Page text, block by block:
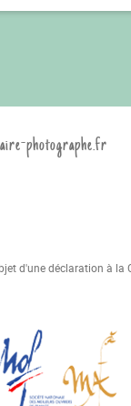
photographe.fr
d'une déclaration à la